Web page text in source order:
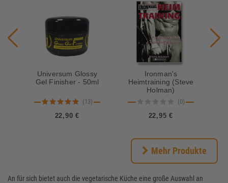
Universum Glossy
Gel Finisher - 50ml
(13)
22,90 €
Ironman's
Heimtraining (Steve
Holman)
(0)
22,95 €
Mehr Produkte
An für sich bietet auch die vegetarische Küche eine große Auswahl an